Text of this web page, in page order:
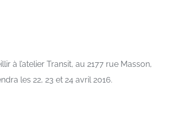
à l’atelier Transit, au 2177 rue Masson,
les 22, 23 et 24 avril 2016.